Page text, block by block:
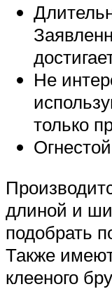
Не
только
длиной и
подобрать
Также
клееного